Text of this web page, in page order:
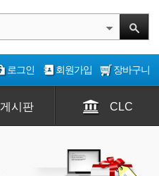
로그인 회원가입 장바구니
게시판 CLC